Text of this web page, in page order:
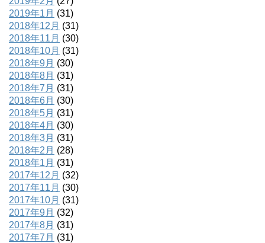
2019年1月 (31)
2018年12月 (31)
2018年11月 (30)
2018年10月 (31)
2018年9月 (30)
2018年8月 (31)
2018年7月 (31)
2018年6月 (30)
2018年5月 (31)
2018年4月 (30)
2018年3月 (31)
2018年2月 (28)
2018年1月 (31)
2017年12月 (32)
2017年11月 (30)
2017年10月 (31)
2017年9月 (32)
2017年8月 (31)
2017年7月 (31)